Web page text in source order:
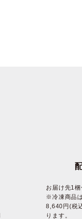
お届け先1
※冷凍商品
8,640円(税
ります。